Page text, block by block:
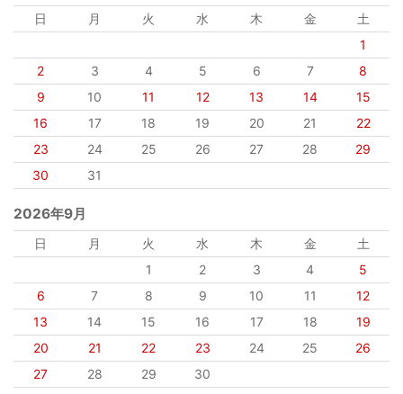
日 月 火 水 木 金
土
1
2
3 4 5 6 7
8
9
10 11 12 13 14
15
16
17 18 19 20 21
22
23
24 25 26 27 28
29
30
31
2026年9月
日 月 火 水 木 金
土
1
2 3 4
5
6
7 8 9 10 11
12
13
14 15 16 17 18
19
20
21 22 23 24 25
26
27
28 29 30